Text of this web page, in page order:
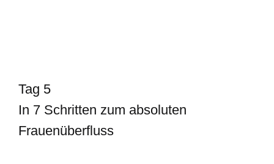
Tag 5
In 7 Schritten zum absoluten
Frauenüberfluss